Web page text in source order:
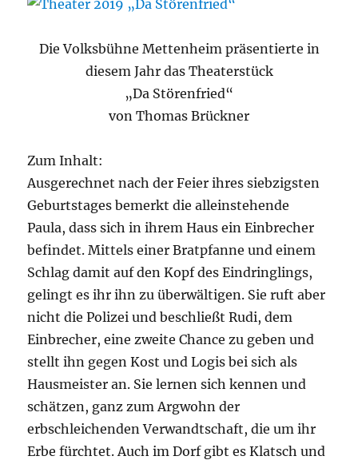
Die Volksbühne Mettenheim präsentierte in
diesem Jahr das Theaterstück
„Da Störenfried“
von Thomas Brückner
Zum Inhalt:
Ausgerechnet nach der Feier ihres siebzigsten
Geburtstages bemerkt die alleinstehende
Paula, dass sich in ihrem Haus ein Einbrecher
befindet. Mittels einer Bratpfanne und einem
Schlag damit auf den Kopf des Eindringlings,
gelingt es ihr ihn zu überwältigen. Sie ruft aber
nicht die Polizei und beschließt Rudi, dem
Einbrecher, eine zweite Chance zu geben und
stellt ihn gegen Kost und Logis bei sich als
Hausmeister an. Sie lernen sich kennen und
schätzen, ganz zum Argwohn der
erbschleichenden Verwandtschaft, die um ihr
Erbe fürchtet. Auch im Dorf gibt es Klatsch und